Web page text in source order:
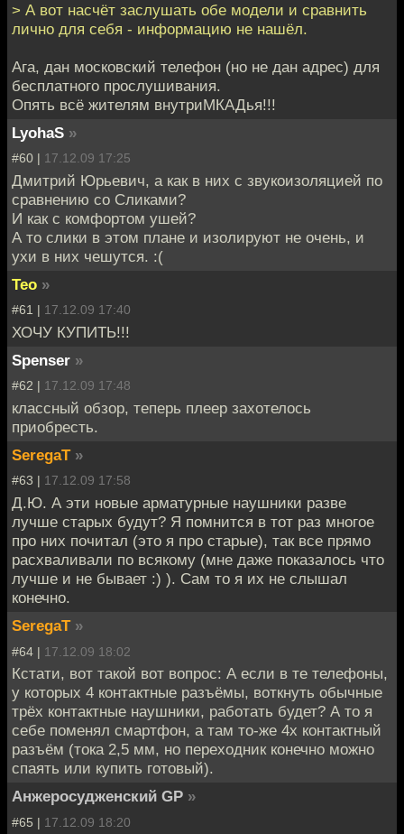
> А вот насчёт заслушать обе модели и сравнить
лично для себя - информацию не нашёл.
Ага, дан московский телефон (но не дан адрес) для
бесплатного прослушивания.
Опять всё жителям внутриМКАДья!!!
LyohaS »
#60 | 17.12.09 17:25
Дмитрий Юрьевич, а как в них с звукоизоляцией по
сравнению со Сликами?
И как с комфортом ушей?
А то слики в этом плане и изолируют не очень, и
ухи в них чешутся. :(
Teo »
#61 | 17.12.09 17:40
ХОЧУ КУПИТЬ!!!
Spenser »
#62 | 17.12.09 17:48
классный обзор, теперь плеер захотелось
приобресть.
SeregaT »
#63 | 17.12.09 17:58
Д.Ю. А эти новые арматурные наушники разве
лучше старых будут? Я помнится в тот раз многое
про них почитал (это я про старые), так все прямо
расхваливали по всякому (мне даже показалось что
лучше и не бывает :) ). Сам то я их не слышал
конечно.
SeregaT »
#64 | 17.12.09 18:02
Кстати, вот такой вот вопрос: А если в те телефоны,
у которых 4 контактные разъёмы, воткнуть обычные
трёх контактные наушники, работать будет? А то я
себе поменял смартфон, а там то-же 4х контактный
разъём (тока 2,5 мм, но переходник конечно можно
спаять или купить готовый).
Анжеросудженский GP »
#65 | 17.12.09 18:20